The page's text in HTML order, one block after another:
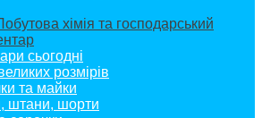
хімія та господарський
сьогодні
розмірів
та майки
штани, шорти